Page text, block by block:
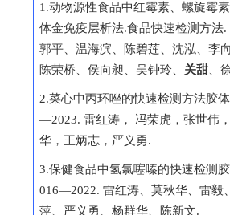
1.动物源性食品中红霉素、螺旋霉素
体金免疫层析法.食品快速检测方法.
郭平、温海滨、陈碧莲、沈泓、李
陈荣桥、侯向昶、吴钟玲、 关甜 、徐
2.菜心中丙环唑的快速检测方法胶体
—2023. 雷红涛， 冯荣虎，张世伟，
华，王炳志，严义勇.
3.保健食品中氢氯噻嗪的快速检测胶
016—2022. 雷红涛、莫秋华、雷毅、
萍、严义勇、杨群华、陈新文.